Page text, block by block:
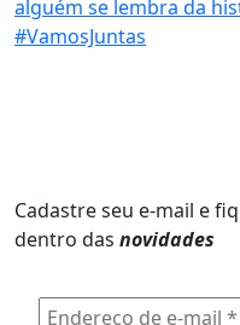
Cadastre seu e-mail e
dentro das novidades